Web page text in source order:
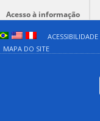
Acesso à informação
ACESSIBILIDADE
MAPA DO SITE